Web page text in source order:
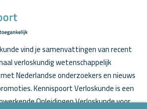
vind je samenvattingen van recent
verloskundig wetenschappelijk
Nederlandse onderzoekers en nieuws
Kennispoort Verloskunde is een
Opleidingen Verloskunde voor